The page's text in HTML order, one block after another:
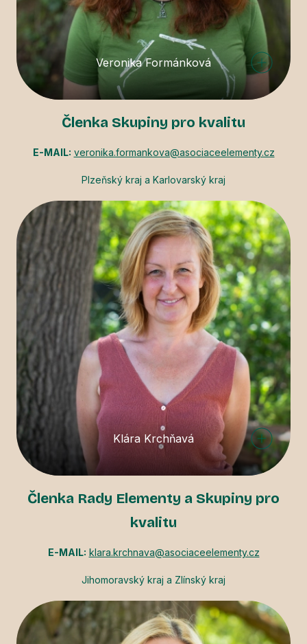
Veronika Formánková
Členka Skupiny pro kvalitu
E-MAIL: veronika.formankova@asociaceelementy.cz
Plzeňský kraj a Karlovarský kraj
Klára Krchňavá
Členka Rady Elementy a Skupiny pro
kvalitu
E-MAIL: klara.krchnava@asociaceelementy.cz
Jihomoravský kraj a Zlínský kraj